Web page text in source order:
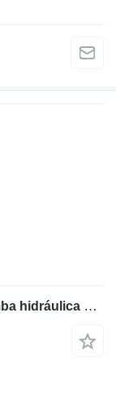
Nachi PVD-1B-25BP 19020-17200 bomba hidráulica para Takeuchi TB125 miniexcavadora